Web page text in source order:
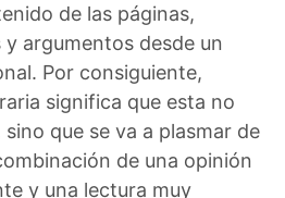
de las páginas,
argumentos desde un
Por consiguiente,
significa que esta no
que se va a plasmar de
de una opinión
y una lectura muy